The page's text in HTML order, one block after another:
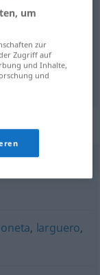
, larguero,
um
zur
Zugriff auf
und Inhalte,
und